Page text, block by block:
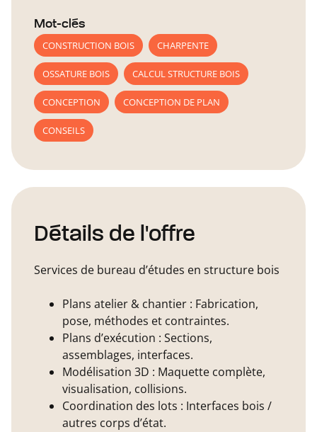
Mot-clés
CONSTRUCTION BOIS
CHARPENTE
OSSATURE BOIS CALCUL STRUCTURE BOIS
CONCEPTION CONCEPTION DE PLAN
CONSEILS
Détails de l'offre
Services de bureau d’études en structure bois
Plans atelier & chantier : Fabrication,
pose, méthodes et contraintes.
Plans d’exécution : Sections,
assemblages, interfaces.
Modélisation 3D : Maquette complète,
visualisation, collisions.
Coordination des lots : Interfaces bois /
autres corps d’état.